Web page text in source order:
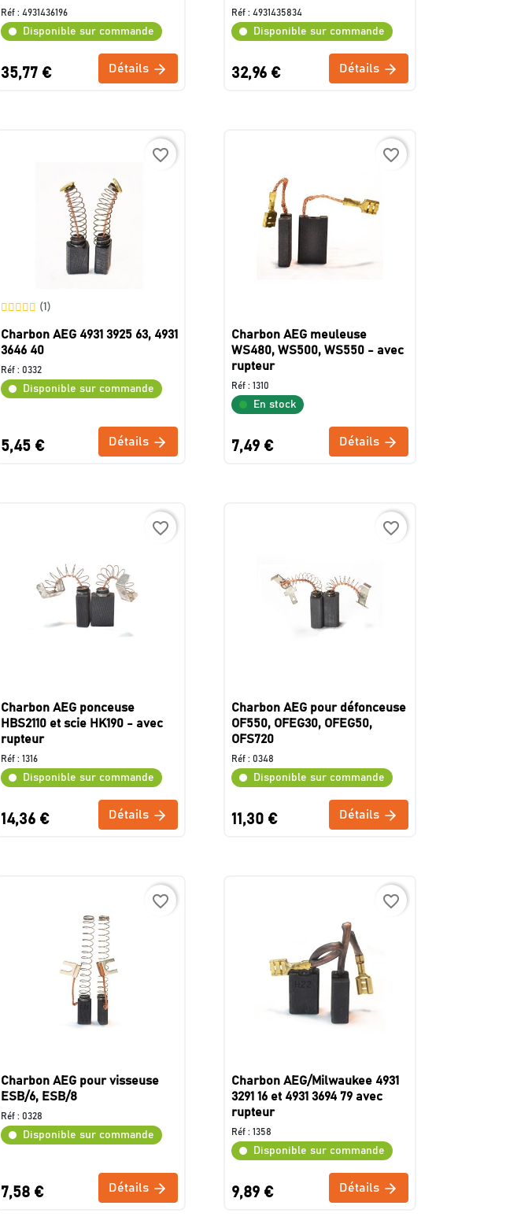
Réf : 4931436196
Disponible sur commande
35,77 € Détails
Réf : 4931435834
Disponible sur commande
32,96 € Détails
favorite_border
(1)
Charbon AEG 4931 3925 63, 4931
3646 40
Réf : 0332
Disponible sur commande
5,45 € Détails
favorite_border
Charbon AEG meuleuse
WS480, WS500, WS550 - avec
rupteur
Réf : 1310
En stock
7,49 € Détails
favorite_border
Charbon AEG ponceuse
HBS2110 et scie HK190 - avec
rupteur
Réf : 1316
Disponible sur commande
14,36 € Détails
favorite_border
Charbon AEG pour défonceuse
OF550, OFEG30, OFEG50,
OFS720
Réf : 0348
Disponible sur commande
11,30 € Détails
favorite_border
Charbon AEG pour visseuse
ESB/6, ESB/8
Réf : 0328
Disponible sur commande
7,58 € Détails
favorite_border
Charbon AEG/Milwaukee 4931
3291 16 et 4931 3694 79 avec
rupteur
Réf : 1358
Disponible sur commande
9,89 € Détails